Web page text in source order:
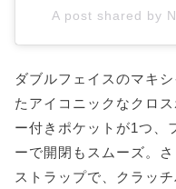
A post shared by
ダブルフェイスのマキ
たアイコニックなクロ
ー付きポケットが1つ、
ーで開閉もスムーズ。
ストラップで、クラッ